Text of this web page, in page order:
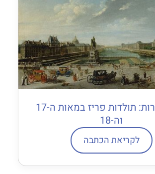
עיר האורות: תולדות פריז במאות ה-17
וה-18
לקריאת הכתבה